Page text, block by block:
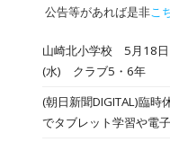
公告等があれば是非こ
山崎北小学校 5月18日
(水) クラブ5・6年
(朝日新聞DIGITAL)臨時
でタブレット学習や電